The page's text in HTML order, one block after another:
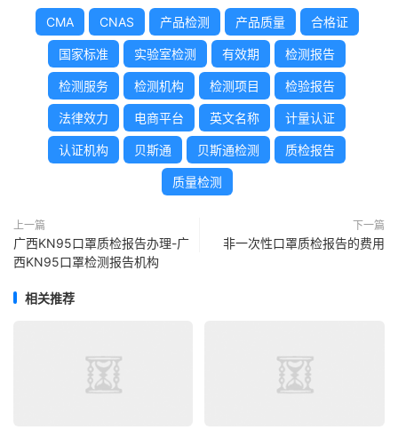
CMA CNAS 产品检测 产品质量 合格证
国家标准 实验室检测 有效期 检测报告
检测服务 检测机构 检测项目 检验报告
法律效力 电商平台 英文名称 计量认证
认证机构 贝斯通 贝斯通检测 质检报告
质量检测
上一篇
广西KN95口罩质检报告办理-广
西KN95口罩检测报告机构
下一篇
非一次性口罩质检报告的费用
相关推荐